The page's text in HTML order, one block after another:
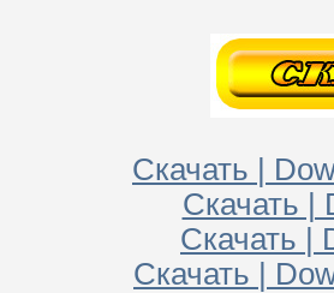
Скачать |
Скачать |
Скачать |
Скачать |